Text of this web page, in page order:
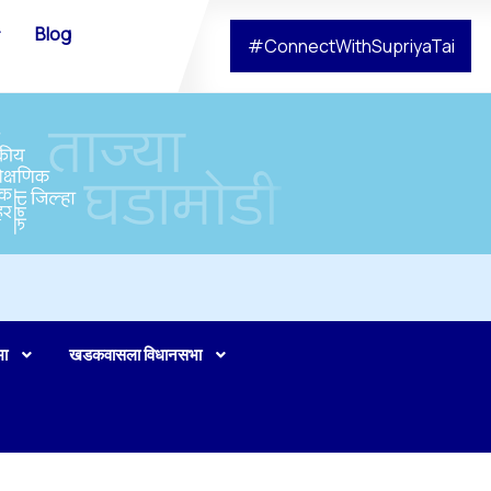
Blog
#ConnectWithSupriyaTai
खडकवासला विधानसभा